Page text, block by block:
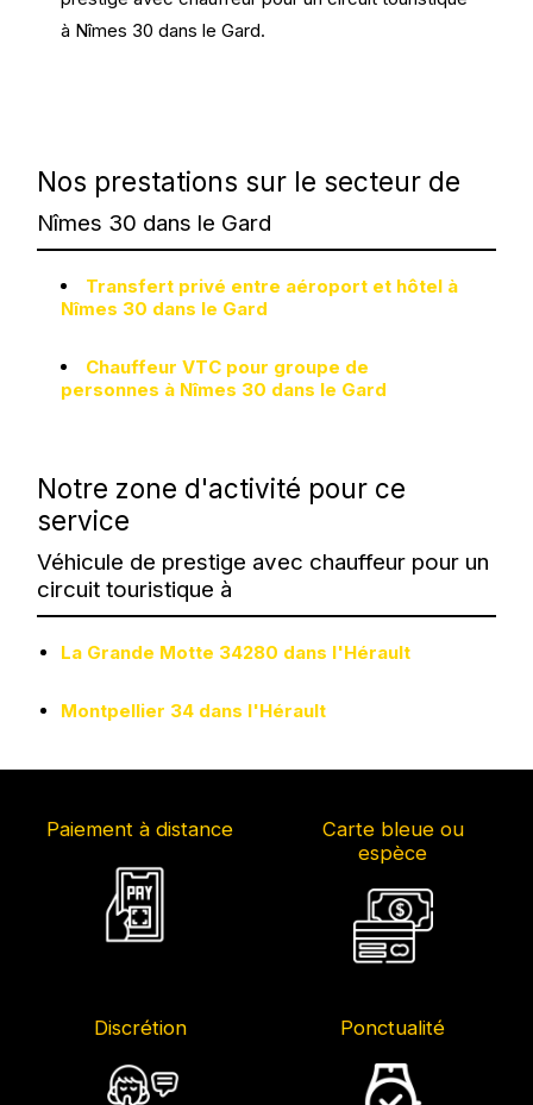
à Nîmes 30 dans le Gard.
Nos prestations sur le secteur de
Nîmes 30 dans le Gard
Transfert privé entre aéroport et hôtel à
Nîmes 30 dans le Gard
Chauffeur VTC pour groupe de
personnes à Nîmes 30 dans le Gard
Notre zone d'activité pour ce
service
Véhicule de prestige avec chauffeur pour un
circuit touristique à
La Grande Motte 34280 dans l'Hérault
Montpellier 34 dans l'Hérault
Paiement à distance
Carte bleue ou
espèce
Discrétion Ponctualité